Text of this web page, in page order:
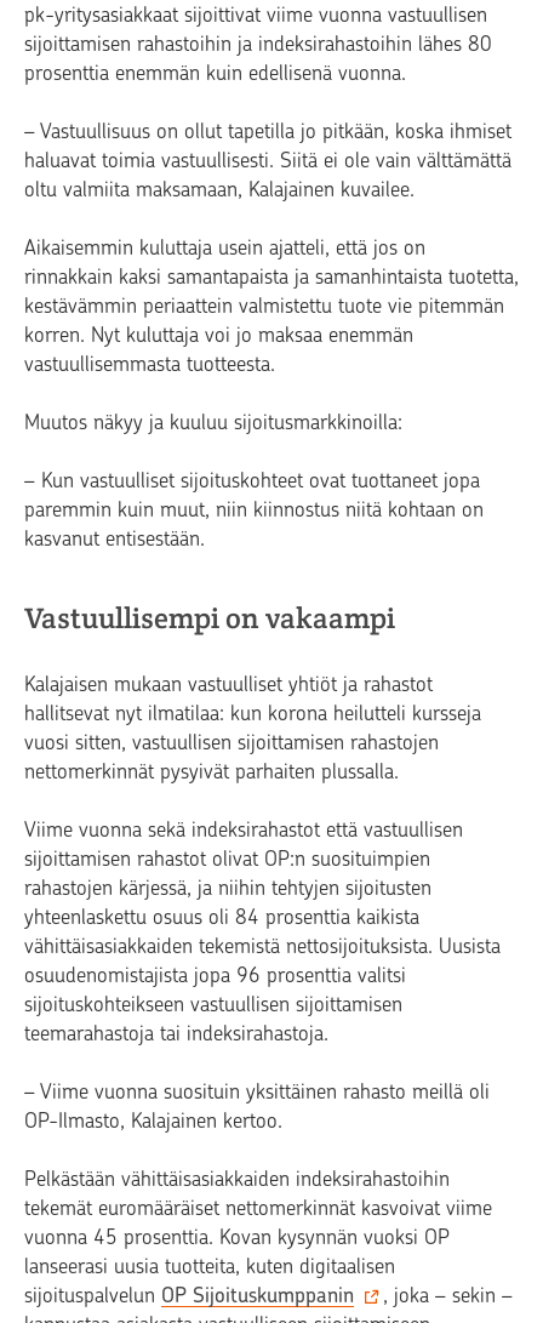
pk-yritysasiakkaat sijoittivat viime vuonna vastuullisen
sijoittamisen rahastoihin ja indeksirahastoihin lähes 80
prosenttia enemmän kuin edellisenä vuonna.
– Vastuullisuus on ollut tapetilla jo pitkään, koska ihmiset
haluavat toimia vastuullisesti. Siitä ei ole vain välttämättä
oltu valmiita maksamaan, Kalajainen kuvailee.
Aikaisemmin kuluttaja usein ajatteli, että jos on
rinnakkain kaksi samantapaista ja samanhintaista tuotetta,
kestävämmin periaattein valmistettu tuote vie pitemmän
korren. Nyt kuluttaja voi jo maksaa enemmän
vastuullisemmasta tuotteesta.
Muutos näkyy ja kuuluu sijoitusmarkkinoilla:
– Kun vastuulliset sijoituskohteet ovat tuottaneet jopa
paremmin kuin muut, niin kiinnostus niitä kohtaan on
kasvanut entisestään.
Vastuullisempi on vakaampi
Kalajaisen mukaan vastuulliset yhtiöt ja rahastot
hallitsevat nyt ilmatilaa: kun korona heilutteli kursseja
vuosi sitten, vastuullisen sijoittamisen rahastojen
nettomerkinnät pysyivät parhaiten plussalla.
Viime vuonna sekä indeksirahastot että vastuullisen
sijoittamisen rahastot olivat OP:n suosituimpien
rahastojen kärjessä, ja niihin tehtyjen sijoitusten
yhteenlaskettu osuus oli 84 prosenttia kaikista
vähittäisasiakkaiden tekemistä nettosijoituksista. Uusista
osuudenomistajista jopa 96 prosenttia valitsi
sijoituskohteikseen vastuullisen sijoittamisen
teemarahastoja tai indeksirahastoja.
– Viime vuonna suosituin yksittäinen rahasto meillä oli
OP-Ilmasto, Kalajainen kertoo.
Pelkästään vähittäisasiakkaiden indeksirahastoihin
tekemät euromääräiset nettomerkinnät kasvoivat viime
vuonna 45 prosenttia. Kovan kysynnän vuoksi OP
lanseerasi uusia tuotteita, kuten digitaalisen
sijoituspalvelun OP Sijoituskumppanin
, joka – sekin –